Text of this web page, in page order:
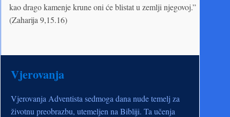
kao drago kamenje krune oni će blistat u zemlji njegovoj.”
(Zaharija 9,15.16)
Vjerovanja
Vjerovanja Adventista sedmoga dana nude temelj za
životnu preobrazbu, utemeljen na Bibliji. Ta učenja